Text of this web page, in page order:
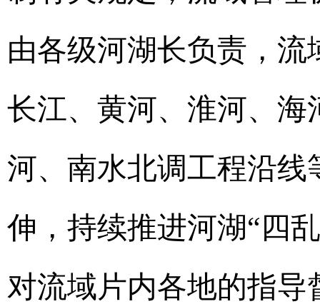
由各级河湖长负责，
长江、黄河、淮河、
河、南水北调工程沿
伸，持续推进河湖“四
对流域片内各地的指